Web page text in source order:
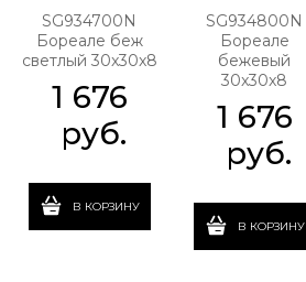
SG934700N
Бореале беж
светлый 30x30x8
1 676
руб.
В КОРЗИНУ
SG934800N
Бореале
бежевый
30x30x8
1 676
руб.
В КОРЗИНУ